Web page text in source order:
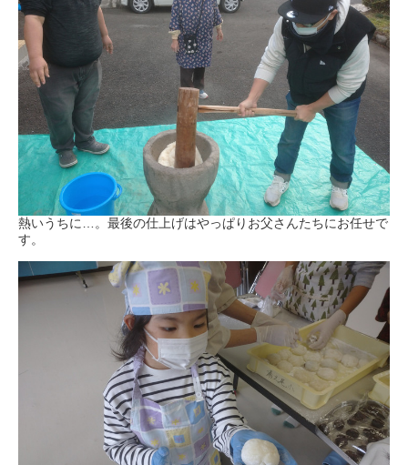
熱いうちに…。最後の仕上げはやっぱりお父さんたちにお任せで
す。